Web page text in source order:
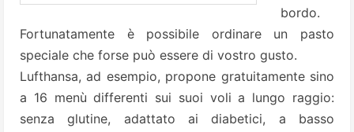
bordo.
Fortunatamente è possibile ordinare un pasto
speciale che forse può essere di vostro gusto.
Lufthansa, ad esempio, propone gratuitamente sino
a 16 menù differenti sui suoi voli a lungo raggio:
senza glutine, adattato ai diabetici, a basso